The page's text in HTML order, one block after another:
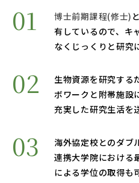
ABOUT
学部概要
教育（学部
RESEARCH
研究
博士前期課程(修士) と
有しているので、 キ
なくじっくりと研究
生物資源を研究する
ボワークと 附帯施設
充実した研究生活を
海外協定校とのダブ
連携大学院における
による学位の取得も